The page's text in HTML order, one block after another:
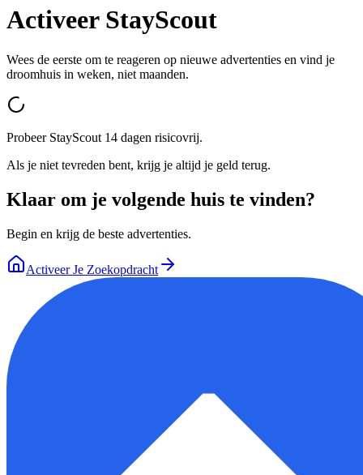
Activeer StayScout
Wees de eerste om te reageren op nieuwe advertenties en vind je
droomhuis in weken, niet maanden.
Probeer StayScout 14 dagen risicovrij.
Als je niet tevreden bent, krijg je altijd je geld terug.
Klaar om je volgende huis te vinden?
Begin en krijg de beste advertenties.
Activeer Je Zoekopdracht